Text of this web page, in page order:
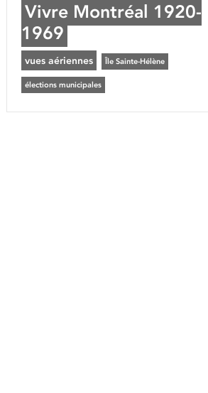
Vivre Montréal 1920-
1969
vues aériennes Île Sainte-Hélène
élections municipales